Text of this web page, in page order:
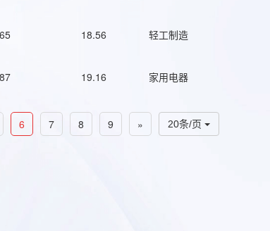
18.56 轻工制造
19.16 家用电器
20条/页
6 7 8 9 »